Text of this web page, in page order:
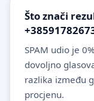
Što znači
SPAM udio je
dovoljno
razlika između
procjenu.